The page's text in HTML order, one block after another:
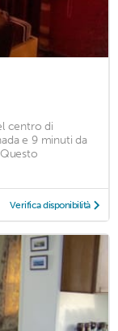
centro di
e 9 minuti da
Verifica disponibilità